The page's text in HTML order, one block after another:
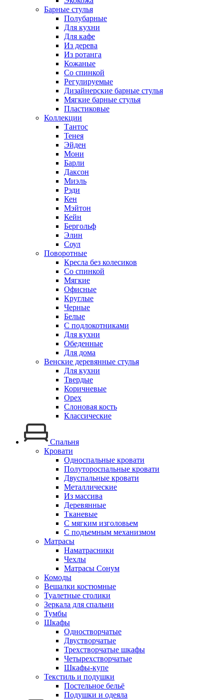
Барные стулья
Полубарные
Для кухни
Для кафе
Из дерева
Из ротанга
Кожаные
Со спинкой
Регулируемые
Дизайнерские барные стулья
Мягкие барные стулья
Пластиковые
Коллекции
Тантос
Тенея
Эйден
Мони
Барли
Даксон
Миэль
Рэди
Кен
Мэйтон
Кейн
Бергольф
Элин
Соул
Поворотные
Кресла без колесиков
Со спинкой
Мягкие
Офисные
Круглые
Черные
Белые
С подлокотниками
Для кухни
Обеденные
Для дома
Венские деревянные стулья
Для кухни
Твердые
Коричневые
Орех
Слоновая кость
Классические
Спальня
Кровати
Односпальные кровати
Полутороспальные кровати
Двуспальные кровати
Металлические
Из массива
Деревянные
Тканевые
С мягким изголовьем
С подъемным механизмом
Матрасы
Наматрасники
Чехлы
Матрасы Сонум
Комоды
Вешалки костюмные
Туалетные столики
Зеркала для спальни
Тумбы
Шкафы
Одностворчатые
Двустворчатые
Трехстворчатые шкафы
Четырехстворчатые
Шкафы-купе
Текстиль и подушки
Постельное бельё
Подушки и одеяла